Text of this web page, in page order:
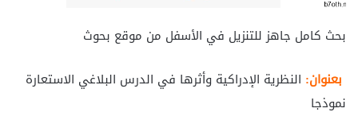
بحث كامل جاهز للتنزيل في الأسفل من موقع بحوث
بعنوان: النظرية الإدراكية وأثرها في الدرس البلاغي الاستعارة
نموذجا